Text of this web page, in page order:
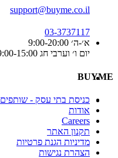
support@buyme.co.il
03-3737117
א׳-ה׳ 9:00-20:00
יום ו׳ וערבי חג 9:00-15:00
BUYME
כניסת בתי עסק - שותפים
אודות
Careers
תקנון האתר
מדיניות הגנת פרטיות
הצהרת נגישות